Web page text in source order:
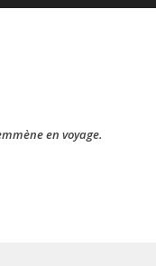
en voyage.